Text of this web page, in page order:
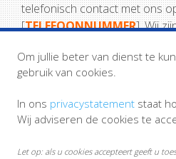
telefonisch contact met ons
[TELEFOONNUMMER]. Wij
Om jullie beter van dienst te
gebruik van cookies.
In ons privacystatement staat
Wij adviseren de cookies te
Let op: als u cookies accepteert geeft u